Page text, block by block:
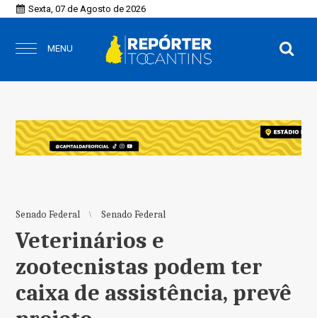
Sexta, 07 de Agosto de 2026
MENU
Senado Federal Senado Federal
Veterinários e
zootecnistas podem ter
caixa de assistência, prevê